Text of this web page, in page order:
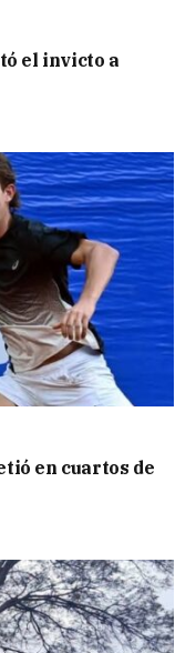
el invicto a
en cuartos de